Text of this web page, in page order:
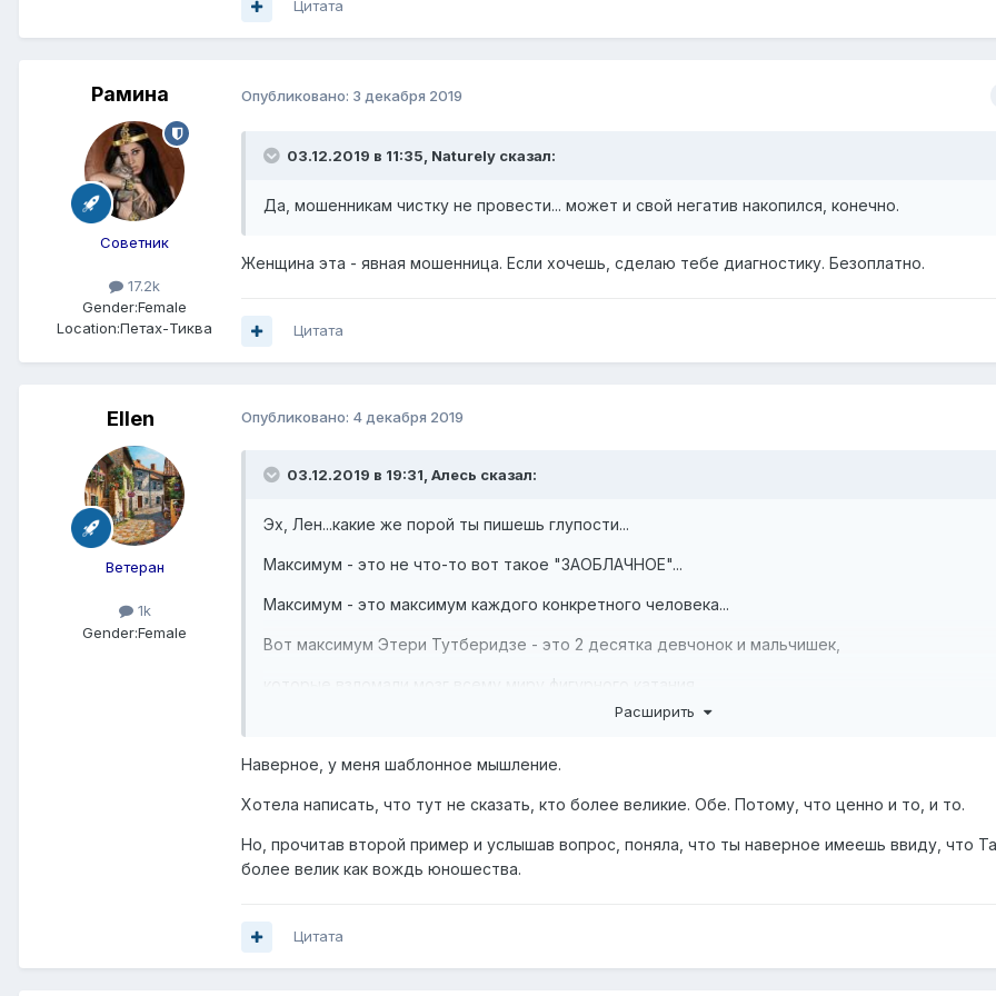
Цитата
Рамина
Советник
17.2k
Gender:Female
Location:Петах-Тиква
Опубликовано: 3 декабря 2019
03.12.2019 в 11:35, Naturely сказал:
Да, мошенникам чистку не провести... может и свой негатив накопился, конечно.
Женщина эта - явная мошенница. Если хочешь, сделаю тебе диагностику. Безоплатно.
Цитата
Ellen
Ветеран
1k
Gender:Female
Опубликовано: 4 декабря 2019
03.12.2019 в 19:31, Алесь сказал:
Эх, Лен...какие же порой ты пишешь глупости...
Максимум - это не что-то вот такое "ЗАОБЛАЧНОЕ"...
Максимум - это максимум каждого конкретного человека...
Вот максимум Этери Тутберидзе - это 2 десятка девчонок и мальчишек,
которые взломали мозг всему миру фигурного катания...
Но прежде, чем ВЕЛИКАЯ Этери стала великой - была еще Наталья Антипина,
которая научила Загитову кататься, и которая сейчас учит младшую Загитову...
Получается - Антипова нашла алмаз...а Тутберидзе - огранила его в шикарный бриллиант...
Расширить
Наверное, у меня шаблонное мышление.
Хотела написать, что тут не сказать, кто более великие. Обе. Потому, что ценно и то, и то.
Но, прочитав второй пример и услышав вопрос, поняла, что ты наверное имеешь ввиду, что
более велик как вождь юношества.
Цитата